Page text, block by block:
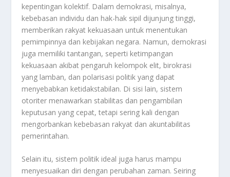
kepentingan kolektif. Dalam demokrasi, misalnya,
kebebasan individu dan hak-hak sipil dijunjung tinggi,
memberikan rakyat kekuasaan untuk menentukan
pemimpinnya dan kebijakan negara. Namun, demokrasi
juga memiliki tantangan, seperti ketimpangan
kekuasaan akibat pengaruh kelompok elit, birokrasi
yang lamban, dan polarisasi politik yang dapat
menyebabkan ketidakstabilan. Di sisi lain, sistem
otoriter menawarkan stabilitas dan pengambilan
keputusan yang cepat, tetapi sering kali dengan
mengorbankan kebebasan rakyat dan akuntabilitas
pemerintahan.
Selain itu, sistem politik ideal juga harus mampu
menyesuaikan diri dengan perubahan zaman. Seiring